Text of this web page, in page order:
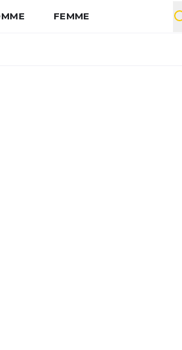
FEMME